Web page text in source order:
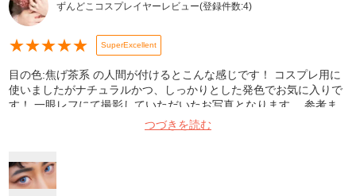
ずんどこコスプレイヤーレビュー(登録件数:4)
★★★★★ SuperExcellent
目の色:焦げ茶系 の人間が付けるとこんな感じです！ コスプレ用に
使いましたがナチュラルかつ、しっかりとした発色でお気に入りで
す！ 一眼レフにて撮影していただいたお写真となります。 参考ま
つづきを読む